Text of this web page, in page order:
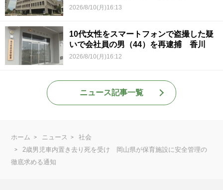
2026/8/10(月)16:13
10代女性をスマートフォンで盗撮した疑
いで会社員の男（44）を再逮捕 香川
2026/8/10(月)16:12
ニュース記事一覧
ホーム ニュース
社会
2歳男児車内置き去り死を受け 岡山県が保育施設に安全管理の
徹底求める通知